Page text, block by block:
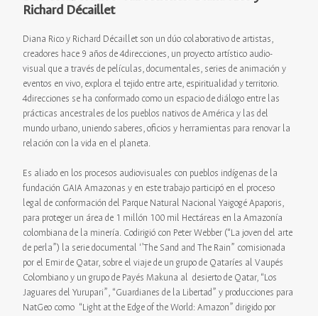
Richard Décaillet
Diana Rico y Richard Décaillet son un dúo colaborativo de artistas,
creadores hace 9 años de 4direcciones, un proyecto artístico audio-
visual que a través de películas, documentales, series de animación y
eventos en vivo, explora el tejido entre arte, espiritualidad y territorio.
4direcciones se ha conformado como un espacio de diálogo entre las
prácticas ancestrales de los pueblos nativos de América y las del
mundo urbano, uniendo saberes, oficios y herramientas para renovar la
relación con la vida en el planeta.
Es aliado en los procesos audiovisuales con pueblos indígenas de la
fundación GAIA Amazonas y en este trabajo participó en el proceso
legal de conformación del Parque Natural Nacional Yaigogé Apaporis,
para proteger un área de 1 millón 100 mil Hectáreas en la Amazonía
colombiana de la minería. Codirigió con Peter Webber (“La joven del arte
de perla”) la serie documental ‘’The Sand and The Rain” comisionada
por el Emir de Qatar, sobre el viaje de un grupo de Qataríes al Vaupés
Colombiano y un grupo de Payés Makuna al desierto de Qatar, “Los
Jaguares del Yurupari”, “Guardianes de la Libertad” y producciones para
NatGeo como “Light at the Edge of the World: Amazon” dirigido por